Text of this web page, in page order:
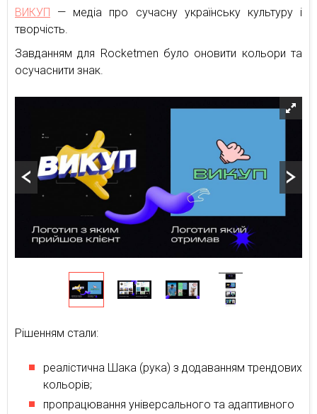
ВИКУП — медіа про сучасну українську культуру і
творчість.
Завданням для Rocketmen було оновити кольори та
осучаснити знак.
Рішенням стали:
реалістична Шака (рука) з додаванням трендових
кольорів;
пропрацювання універсального та адаптивного